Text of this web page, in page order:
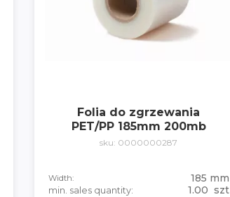
Folia do zgrzewania
PET/PP 185mm 200mb
sku: 0000000287
Width: 185 mm
min. sales quantity: 1.00 szt